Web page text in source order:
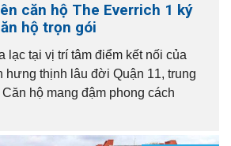
căn hộ The Everrich 1 ký
hộ trọn gói
lạc tại vị trí tâm điểm kết nối của
hưng thịnh lâu đời Quận 11, trung
hộ mang đậm phong cách